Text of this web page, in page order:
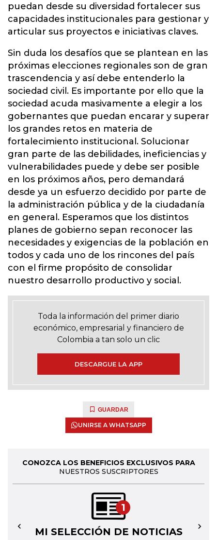
puedan desde su diversidad fortalecer sus
capacidades institucionales para gestionar y
articular sus proyectos e iniciativas claves.
Sin duda los desafíos que se plantean en las
próximas elecciones regionales son de gran
trascendencia y así debe entenderlo la
sociedad civil. Es importante por ello que la
sociedad acuda masivamente a elegir a los
gobernantes que puedan encarar y superar
los grandes retos en materia de
fortalecimiento institucional. Solucionar
gran parte de las debilidades, ineficiencias y
vulnerabilidades puede y debe ser posible
en los próximos años, pero demandará
desde ya un esfuerzo decidido por parte de
la administración pública y de la ciudadanía
en general. Esperamos que los distintos
planes de gobierno sepan reconocer las
necesidades y exigencias de la población en
todos y cada uno de los rincones del país
con el firme propósito de consolidar
nuestro desarrollo productivo y social.
Toda la información del primer diario
económico, empresarial y financiero de
Colombia a tan solo un clic
DESCARGUE LA APP
GUARDAR
UNIRSE A WHATSAPP
CONOZCA LOS BENEFICIOS EXCLUSIVOS PARA
NUESTROS SUSCRIPTORES
1
MI SELECCIÓN DE NOTICIAS
← →